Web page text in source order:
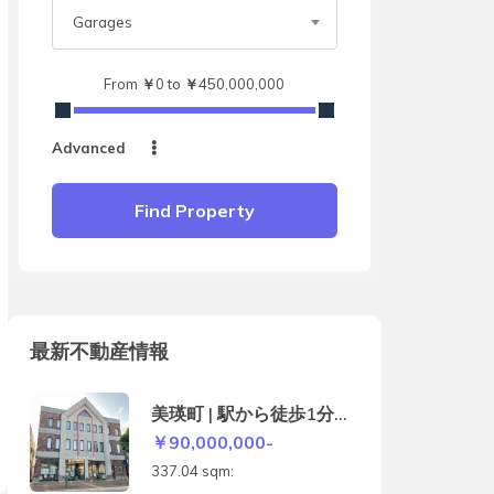
Garages
From ￥0 to ￥450,000,000
Advanced
Find Property
最新不動産情報
美瑛町 | 駅から徒歩1分の
店舗付き住宅
￥90,000,000-
337.04 sqm: